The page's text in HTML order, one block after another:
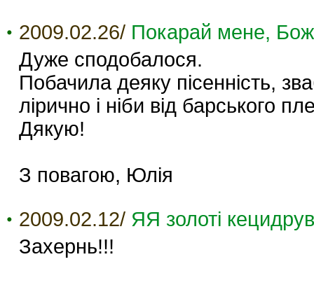
2009.02.26/ Покарай мене,
Дуже сподобалося.
Побачила деяку пісенність,
лірично і ніби від барського
Дякую!
З повагою, Юлія
2009.02.12/ ЯЯ золоті
Захернь!!!